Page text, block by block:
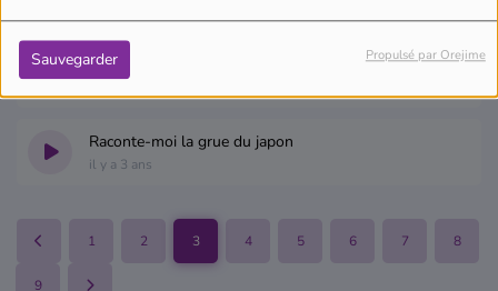
Sauvegarder Propulsé par Orejime
Raconte-moi le vautour fauve
Raconte-moi la grue du japon
il y a 3 ans
1 2 3 4 5 6 7 8
9